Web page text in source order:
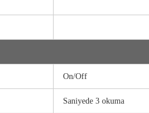
On/Off
Saniyede 3 okuma